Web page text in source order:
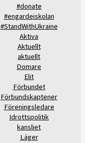
#donate
#engardeiskolan
#StandWithUkraine
Aktiva
Aktuellt
aktuellt
Domare
Elit
Förbundet
Förbundskaptener
Föreningsledare
Idrottspolitik
kansliet
Läger